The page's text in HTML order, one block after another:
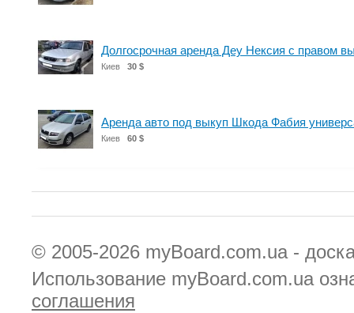
Долгосрочная аренда Деу Нексия с правом
Киев 30 $
Аренда авто под выкуп Шкода Фабия
Киев 60 $
© 2005-2026 myBoard.com.ua -
Использование myBoard.com.ua
соглашения